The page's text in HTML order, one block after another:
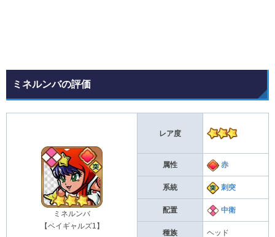
ミネルンバの評価
ミネルンバ
【ベイギャルズ1】
レア度
属性 赤
系統 刺突
配置 中衛
種族 ヘッド